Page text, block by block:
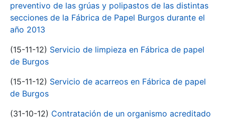
preventivo de las grúas y polipastos de las distintas
secciones de la Fábrica de Papel Burgos durante el
año 2013
(15-11-12) Servicio de limpieza en Fábrica de papel
de Burgos
(15-11-12) Servicio de acarreos en Fábrica de papel
de Burgos
(31-10-12) Contratación de un organismo acreditado